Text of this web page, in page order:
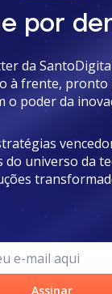
por
da
à frente, pronto
o poder da
do universo da
Assinar